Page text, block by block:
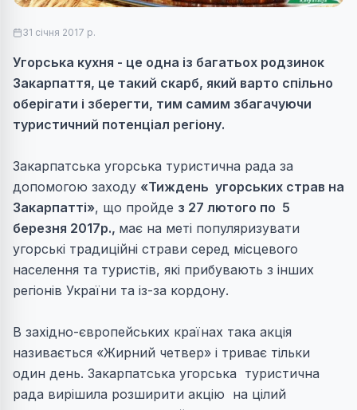
31 січня 2017 р.
Угорська кухня - це одна із багатьох родзинок
Закарпаття, це такий скарб, який варто спільно
оберігати і зберегти, тим самим збагачуючи
туристичний потенціал регіону.
Закарпатська угорська туристична рада за
допомогою заходу «Тиждень угорських страв на
Закарпатті», що пройде з 27 лютого по 5
березня 2017р., має на меті популяризувати
угорські традиційні страви серед місцевого
населення та туристів, які прибувають з інших
регіонів України та із-за кордону.
В західно-європейських країнах така акція
називається «Жирний четвер» і триває тільки
один день. Закарпатська угорська туристична
рада вирішила розширити акцію на цілий